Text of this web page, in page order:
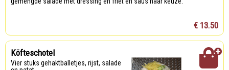
€ 13.50
Köfteschotel
Vier stuks gehaktballetjes, rijst, salade